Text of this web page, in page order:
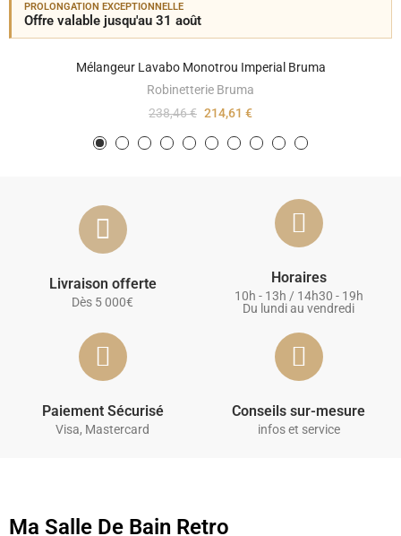
PROLONGATION EXCEPTIONNELLE
Offre valable jusqu'au 31 août
Mélangeur Lavabo Monotrou Imperial Bruma
Robinetterie Bruma
238,46 € 214,61 €
Livraison offerte
Dès 5 000€
Horaires
10h - 13h / 14h30 - 19h
Du lundi au vendredi
Paiement Sécurisé
Visa, Mastercard
Conseils sur-mesure
infos et service
Ma Salle De Bain Retro